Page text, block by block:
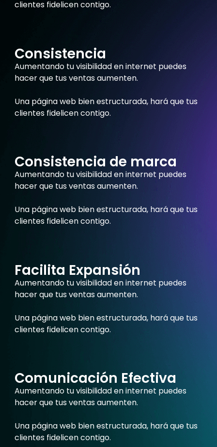
clientes fidelicen contigo.
Consistencia
Aumentando tu visibilidad en internet puedes
hacer que tus ventas aumenten.
Una página web bien estructurada, hará que tus
clientes fidelicen contigo.
Consistencia de marca
Aumentando tu visibilidad en internet puedes
hacer que tus ventas aumenten.
Una página web bien estructurada, hará que tus
clientes fidelicen contigo.
Facilita Expansión
Aumentando tu visibilidad en internet puedes
hacer que tus ventas aumenten.
Una página web bien estructurada, hará que tus
clientes fidelicen contigo.
Comunicación Efectiva
Aumentando tu visibilidad en internet puedes
hacer que tus ventas aumenten.
Una página web bien estructurada, hará que tus
clientes fidelicen contigo.